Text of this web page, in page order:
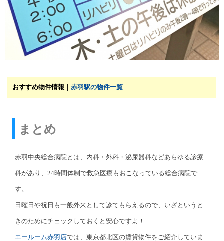
おすすめ物件情報｜ 赤羽駅の物件一覧
まとめ
赤羽中央総合病院とは、内科・外科・泌尿器科などあらゆる診療
科があり、24時間体制で救急医療もおこなっている総合病院で
す。
日曜日や祝日も一般外来として診てもらえるので、いざというと
きのためにチェックしておくと安心ですよ！
エールーム赤羽店では、東京都北区の賃貸物件をご紹介していま